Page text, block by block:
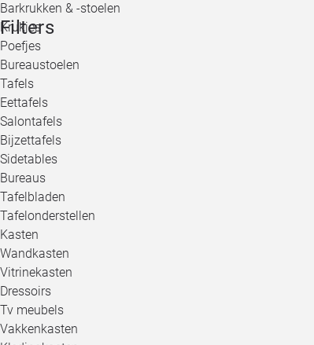
Barkrukken & -stoelen
Krukjes
Poefjes
Bureaustoelen
Tafels
Eettafels
Salontafels
Bijzettafels
Sidetables
Bureaus
Tafelbladen
Tafelonderstellen
Kasten
Wandkasten
Vitrinekasten
Dressoirs
Tv meubels
Vakkenkasten
Filters